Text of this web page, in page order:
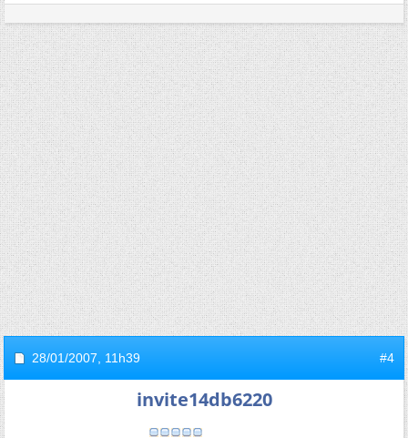
28/01/2007, 11h39 #4
invite14db6220